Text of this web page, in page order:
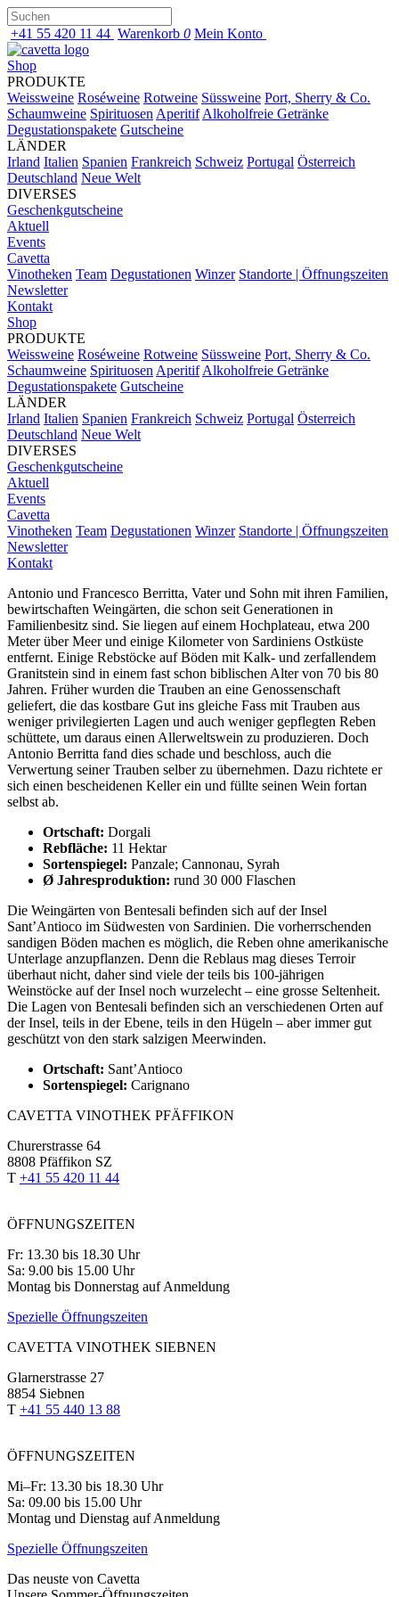
+41 55 420 11 44 Warenkorb 0 Mein Konto
Shop
PRODUKTE
Weissweine Roséweine Rotweine Süssweine Port, Sherry & Co.
Schaumweine Spirituosen Aperitif Alkoholfreie Getränke
Degustationspakete Gutscheine
LÄNDER
Irland Italien Spanien Frankreich Schweiz Portugal Österreich
Deutschland Neue Welt
DIVERSES
Geschenkgutscheine
Aktuell
Events
Cavetta
Vinotheken Team Degustationen Winzer Standorte | Öffnungszeiten
Newsletter
Kontakt
Shop
PRODUKTE
Weissweine Roséweine Rotweine Süssweine Port, Sherry & Co.
Schaumweine Spirituosen Aperitif Alkoholfreie Getränke
Degustationspakete Gutscheine
LÄNDER
Irland Italien Spanien Frankreich Schweiz Portugal Österreich
Deutschland Neue Welt
DIVERSES
Geschenkgutscheine
Aktuell
Events
Cavetta
Vinotheken Team Degustationen Winzer Standorte | Öffnungszeiten
Newsletter
Kontakt
Antonio und Francesco Berritta, Vater und Sohn mit ihren Familien,
bewirtschaften Weingärten, die schon seit Generationen in
Familienbesitz sind. Sie liegen auf einem Hochplateau, etwa 200
Meter über Meer und einige Kilometer von Sardiniens Ostküste
entfernt. Einige Rebstöcke auf Böden mit Kalk- und zerfallendem
Granitstein sind in einem fast schon biblischen Alter von 70 bis 80
Jahren. Früher wurden die Trauben an eine Genossenschaft
geliefert, die das kostbare Gut ins gleiche Fass mit Trauben aus
weniger privilegierten Lagen und auch weniger gepflegten Reben
schüttete, um daraus einen Allerweltswein zu produzieren. Doch
Antonio Berritta fand dies schade und beschloss, auch die
Verwertung seiner Trauben selber zu übernehmen. Dazu richtete er
sich einen bescheidenen Keller ein und füllte seinen Wein fortan
selbst ab.
Ortschaft: Dorgali
Rebfläche: 11 Hektar
Sortenspiegel: Panzale; Cannonau, Syrah
Ø Jahresproduktion: rund 30 000 Flaschen
Die Weingärten von Bentesali befinden sich auf der Insel
Sant’Antioco im Südwesten von Sardinien. Die vorherrschenden
sandigen Böden machen es möglich, die Reben ohne amerikanische
Unterlage anzupflanzen. Denn die Reblaus mag dieses Terroir
überhaut nicht, daher sind viele der teils bis 100-jährigen
Weinstöcke auf der Insel noch wurzelecht – eine grosse Seltenheit.
Die Lagen von Bentesali befinden sich an verschiedenen Orten auf
der Insel, teils in der Ebene, teils in den Hügeln – aber immer gut
geschützt von den stark salzigen Meerwinden.
Ortschaft: Sant’Antioco
Sortenspiegel: Carignano
CAVETTA VINOTHEK PFÄFFIKON
Churerstrasse 64
8808 Pfäffikon SZ
T +41 55 420 11 44
ÖFFNUNGSZEITEN
Fr: 13.30 bis 18.30 Uhr
Sa: 9.00 bis 15.00 Uhr
Montag bis Donnerstag auf Anmeldung
Spezielle Öffnungszeiten
CAVETTA VINOTHEK SIEBNEN
Glarnerstrasse 27
8854 Siebnen
T +41 55 440 13 88
ÖFFNUNGSZEITEN
Mi–Fr: 13.30 bis 18.30 Uhr
Sa: 09.00 bis 15.00 Uhr
Montag und Dienstag auf Anmeldung
Spezielle Öffnungszeiten
Das neuste von Cavetta